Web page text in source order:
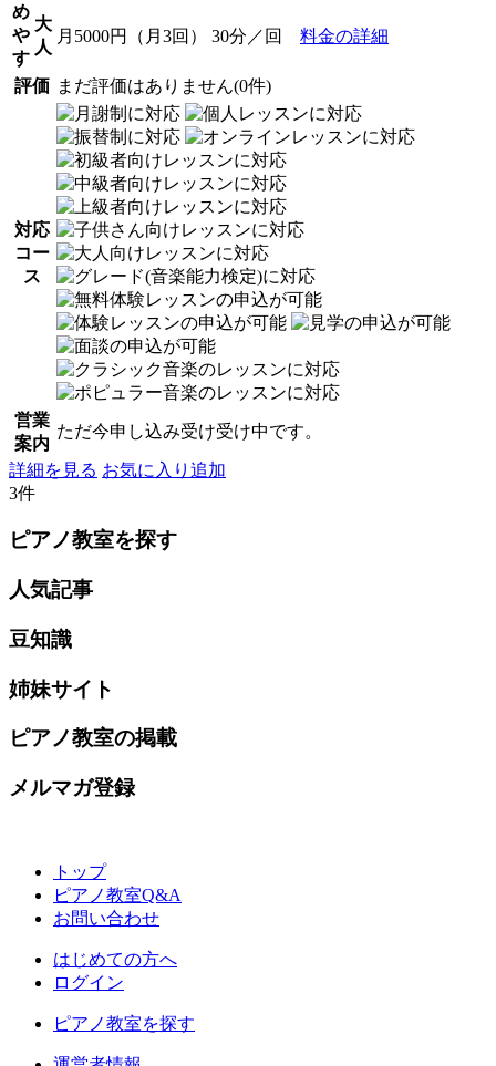
め
や
す
大
人
月5000円（月3回） 30分／回 料金の詳細
評価 まだ評価はありません(0件)
対応
コー
ス
営業
案内
ただ今申し込み受け受け中です。
詳細を見る お気に入り追加
3件
ピアノ教室を探す
人気記事
豆知識
姉妹サイト
ピアノ教室の掲載
メルマガ登録
トップ
ピアノ教室Q&A
お問い合わせ
はじめての方へ
ログイン
ピアノ教室を探す